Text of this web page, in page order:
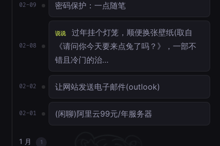
02-09 密码保护：一点随笔
02-08
说说
过年挂个灯笼，顺便换张壁纸(取自
《请问你今天要来点兔了吗？》，一部不
错且冷门的治…
02-02 让网站发送电子邮件(outlook)
02-01 (闲聊)阿里云99元/年服务器
1 月 1